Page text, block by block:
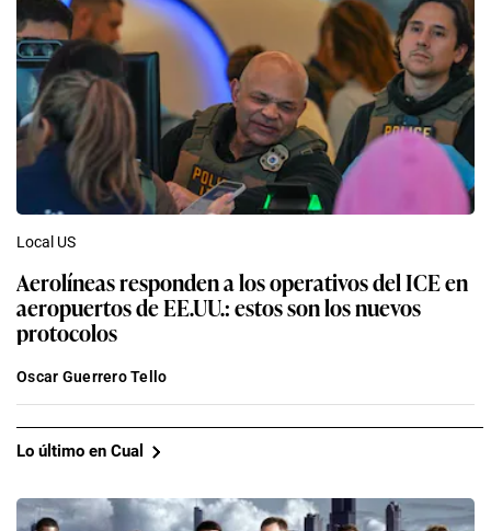
Local US
Aerolíneas responden a los operativos del ICE en
aeropuertos de EE.UU.: estos son los nuevos
protocolos
Oscar Guerrero Tello
Lo último en Cual